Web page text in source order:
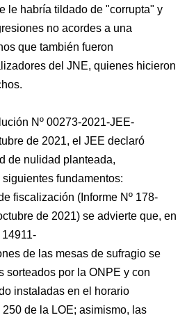
le habría tildado de "corrupta" y
no acordes a una
que también fueron
del JNE, quienes hicieron
Nº 00273-2021-JEE-
de 2021, el JEE declaró
de nulidad planteada,
fundamentos:
fiscalización (Informe Nº 178-
de 2021) se advierte que, en
de las mesas de sufragio se
sorteados por la ONPE y con
instaladas en el horario
de la LOE; asimismo, las